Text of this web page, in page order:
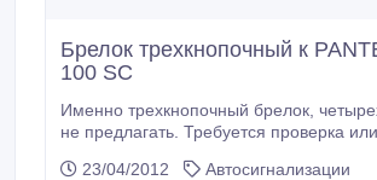
Брелок трехкнопочный к
100 SC
Именно трехкнопочный брелок, четырехкнопочный
не предлагать. Требуется проверка или
23/04/2012
Автосигнализации